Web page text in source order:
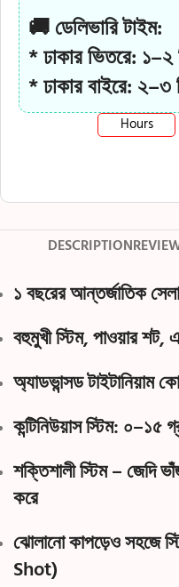
🚚 ডেলিভারি টাইম:
* ঢাকার ভিতরে: ১–২
* ঢাকার বাইরে: ২–৩
Hours
DESCRIPTION
১ বছরের আন্তর্জাতিক
বহুমুখীস্টিম,পাওয়ার শট,
অ্যাডভান্সডটাইটানিয়াম
কন্টিনিউয়াস স্টিম: ০–১৫
শক্তিশালী স্টিম – জেদি
করে
ঝোলানো কাপড়েও সহজে
Shot)